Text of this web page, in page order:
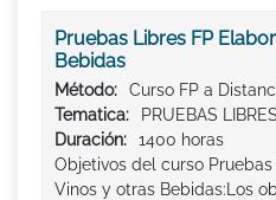
Pruebas Libres FP
Bebidas
Método:
Curso FP a
Tematica:
PRUEBAS
Duración:
1400 horas
Objetivos del curso
Vinos y otras Bebidas:Los